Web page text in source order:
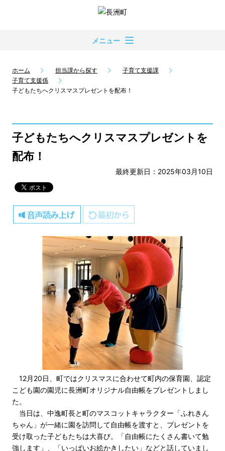
メニュー
ホーム 担当課から探す
子育て支援課
子育て支援係
子どもたちへクリスマスプレゼントを配布！
子どもたちへクリスマスプレゼントを
配布！
最終更新日：2025年03月10日
12月20日、町ではクリスマスに合わせて町内の保育園、認定
こども園の園児に長洲町オリジナル自由帳をプレゼントしまし
た。
当日は、中逸町長と町のマスコットキャラクター「ふれきん
ちゃん」が一緒に園を訪問して自由帳を渡すと、プレゼントを
受け取った子どもたちは大喜び。「自由帳にたくさん書いて勉
強します」、「いっぱいお絵かきしたい」などと話していまし